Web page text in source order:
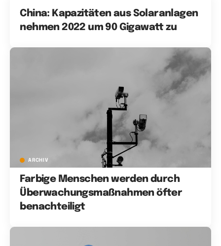
China: Kapazitäten aus Solaranlagen
nehmen 2022 um 90 Gigawatt zu
ARCHIV
Farbige Menschen werden durch
Überwachungsmaßnahmen öfter
benachteiligt